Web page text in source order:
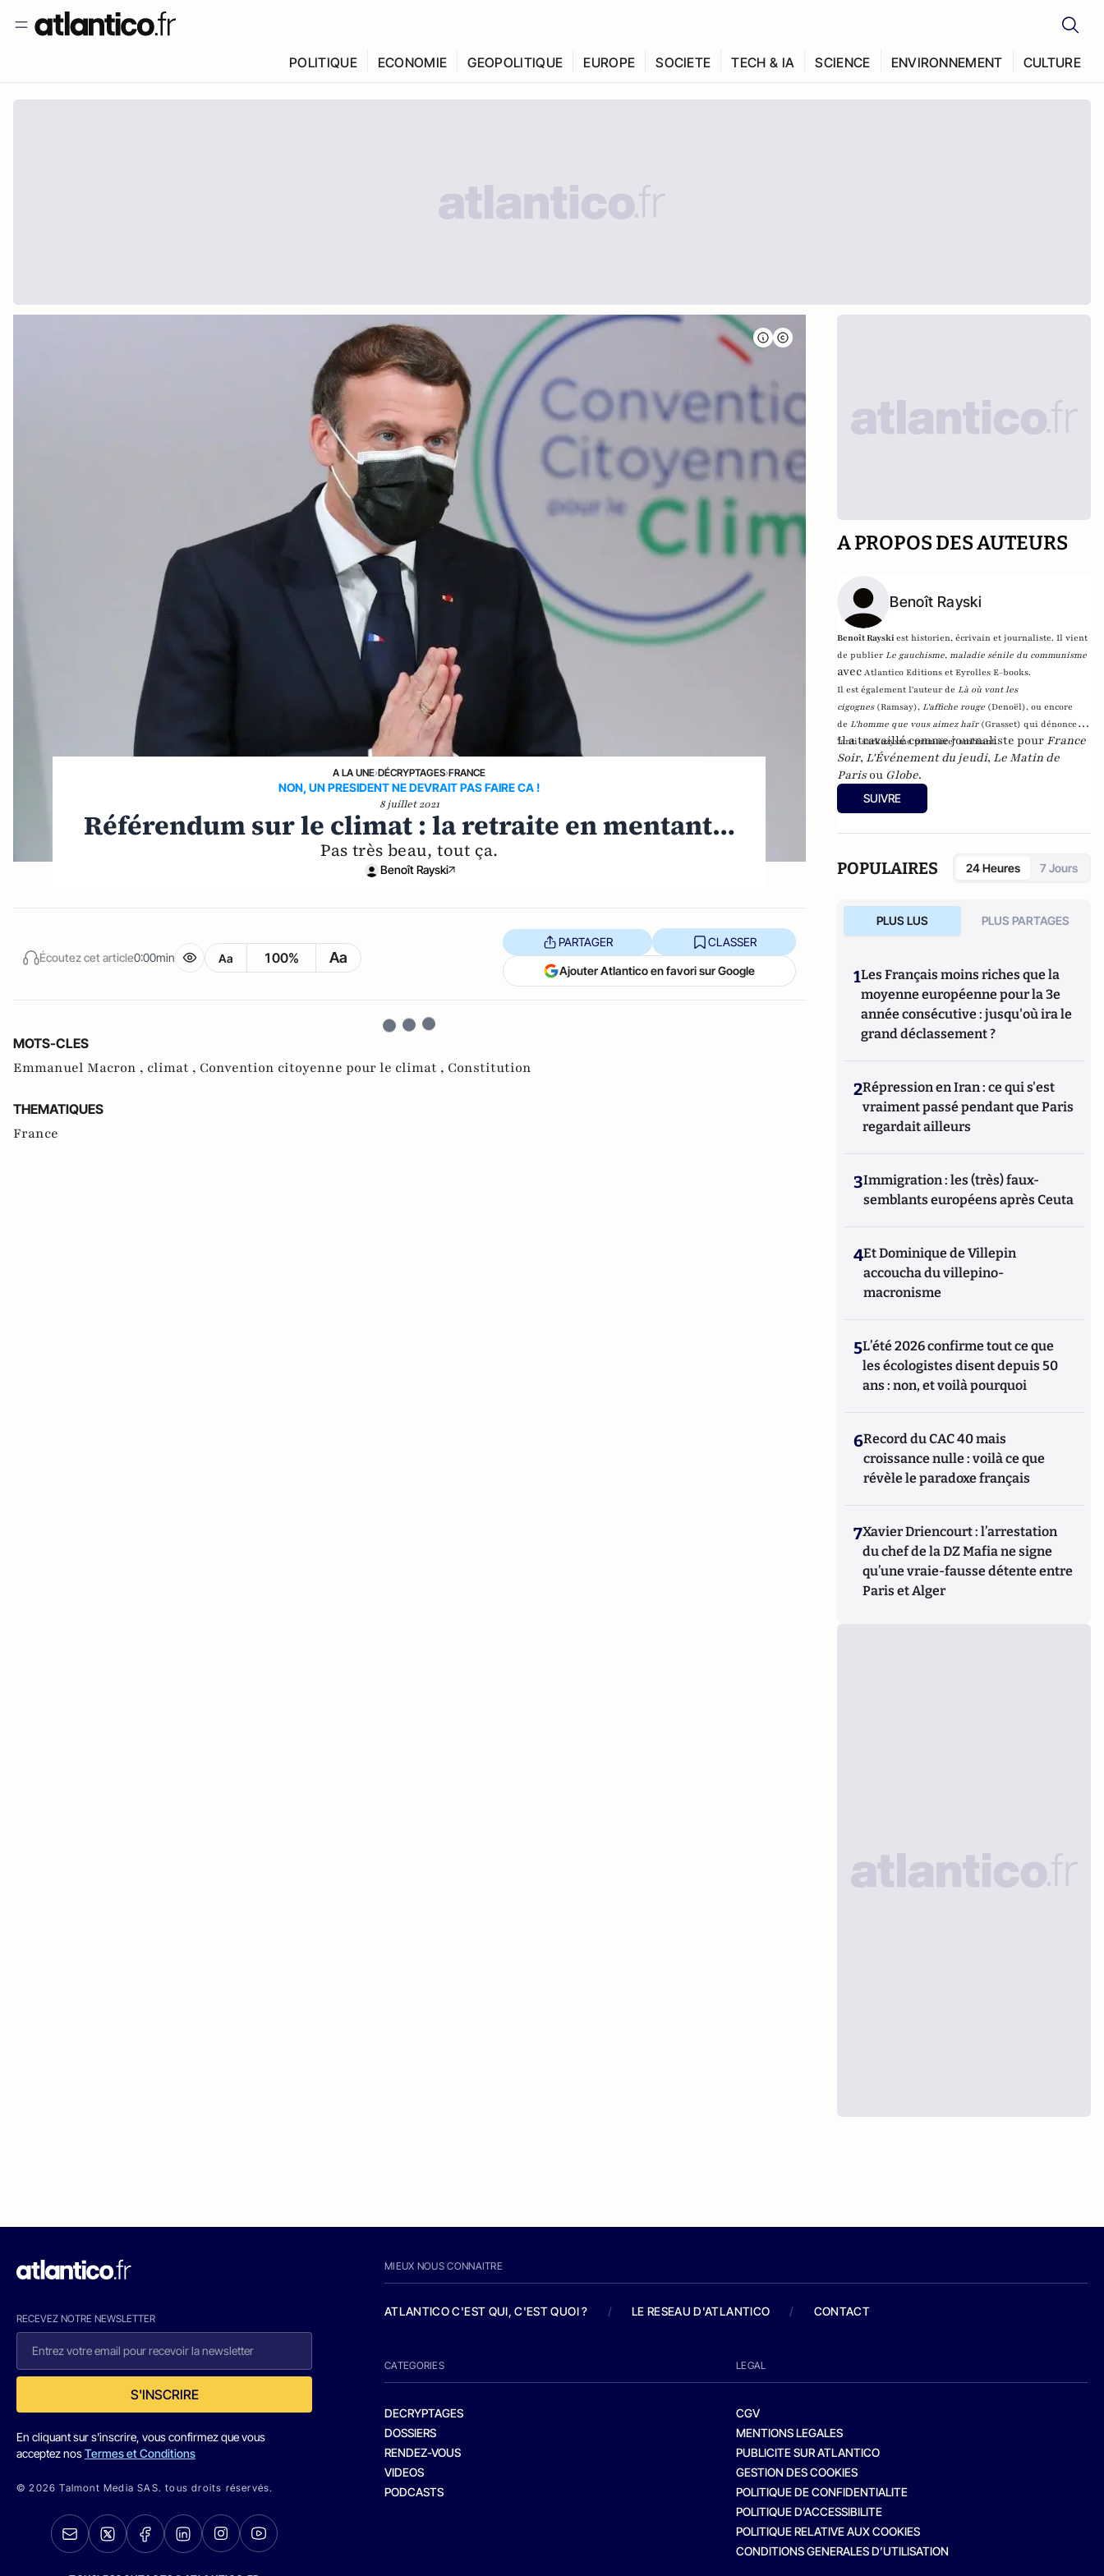
POLITIQUE ECONOMIE GEOPOLITIQUE EUROPE SOCIETE TECH & IA SCIENCE ENVIRONNEMENT CULTURE
A LA UNE›DÉCRYPTAGES›FRANCE
NON, UN PRESIDENT NE DEVRAIT PAS FAIRE CA !
8 juillet 2021
Référendum sur le climat : la retraite en mentant…
Pas très beau, tout ça.
Benoît Rayski
Écoutez cet article0:00min Aa 100% Aa
PARTAGER CLASSER
Ajouter Atlantico en favori sur Google
MOTS-CLES
Emmanuel Macron , climat , Convention citoyenne pour le climat , Constitution
THEMATIQUES
France
A PROPOS DES AUTEURS
Benoît Rayski
Benoît Rayskiest historien, écrivain et journaliste. Il vient
de publierLe gauchisme, maladie sénile du communisme
avecAtlantico Editions et Eyrolles E-books.
Il est également l'auteur deLà où vont les
cigognes (Ramsay),L'affiche rouge (Denoël), ou encore
deL'homme que vous aimez haïr (Grasset) qui dénonce l'
"anti-sarkozysme primaire" ambiant.
Il a travaillé comme journaliste pour France
Soir, L'Événement du jeudi, Le Matin de
Parisou Globe.
SUIVRE
POPULAIRES 24 Heures 7 Jours
PLUS LUS PLUS PARTAGES
1Les Français moins riches que la
moyenne européenne pour la 3e
année consécutive : jusqu'où ira le
grand déclassement ?
2Répression en Iran : ce qui s'est
vraiment passé pendant que Paris
regardait ailleurs
3Immigration : les (très) faux-
semblants européens après Ceuta
4Et Dominique de Villepin
accoucha du villepino-
macronisme
5L’été 2026 confirme tout ce que
les écologistes disent depuis 50
ans : non, et voilà pourquoi
6Record du CAC 40 mais
croissance nulle : voilà ce que
révèle le paradoxe français
7Xavier Driencourt : l’arrestation
du chef de la DZ Mafia ne signe
qu’une vraie-fausse détente entre
Paris et Alger
RECEVEZ NOTRE NEWSLETTER
S'INSCRIRE
En cliquant sur s'inscrire, vous confirmez que vous
acceptez nosTermes et Conditions
© 2026 Talmont Media SAS. tous droits réservés.
MIEUX NOUS CONNAITRE
ATLANTICO C'EST QUI, C'EST QUOI ? / LE RESEAU D'ATLANTICO / CONTACT
CATEGORIES
DECRYPTAGES
DOSSIERS
RENDEZ-VOUS
VIDEOS
PODCASTS
LEGAL
CGV
MENTIONS LEGALES
PUBLICITE SUR ATLANTICO
GESTION DES COOKIES
POLITIQUE DE CONFIDENTIALITE
POLITIQUE D’ACCESSIBILITE
POLITIQUE RELATIVE AUX COOKIES
CONDITIONS GENERALES D’UTILISATION